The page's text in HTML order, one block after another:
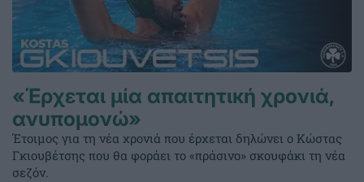
«Έρχεται μία απαιτητική χρονιά,
ανυπομονώ»
Έτοιμος για τη νέα χρονιά που έρχεται δηλώνει ο Κώστας
Γκιουβέτσης που θα φοράει το «πράσινο» σκουφάκι τη νέα
σεζόν.